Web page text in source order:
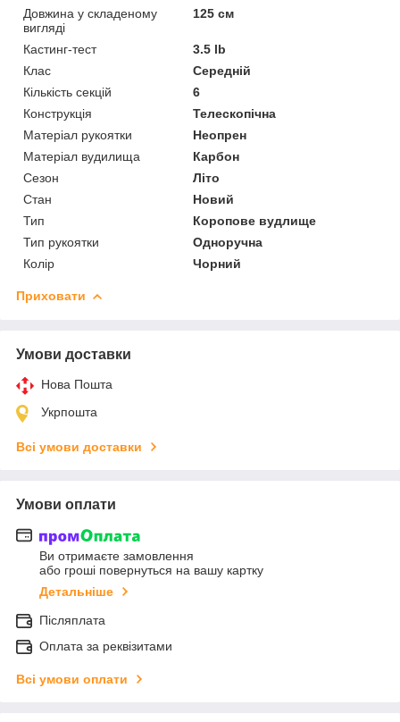
Довжина у складеному
вигляді
125 см
Кастинг-тест
3.5 lb
Клас
Середній
Кількість секцій
6
Конструкція
Телескопічна
Матеріал рукоятки
Неопрен
Матеріал вудилища
Карбон
Сезон
Літо
Стан
Новий
Тип
Коропове вудлище
Тип рукоятки
Одноручна
Колір
Чорний
Приховати
Умови доставки
Нова Пошта
Укрпошта
Всі умови доставки
Умови оплати
Ви отримаєте замовлення
або гроші повернуться на вашу картку
Детальніше
Післяплата
Оплата за реквізитами
Всі умови оплати